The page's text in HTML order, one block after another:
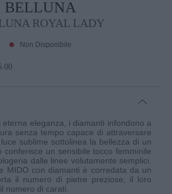
BELLUNA
ROYAL LADY
Non Disponibile
eterna eleganza, i diamanti infondono a
senza tempo capace di attraversare
sublime sottolinea la bellezza di un
conferisce un sensibile tocco femminile
dalle linee volutamente semplici.
MIDO con diamanti è corredata da un
il numero di pietre preziose, il loro
numero di carati.